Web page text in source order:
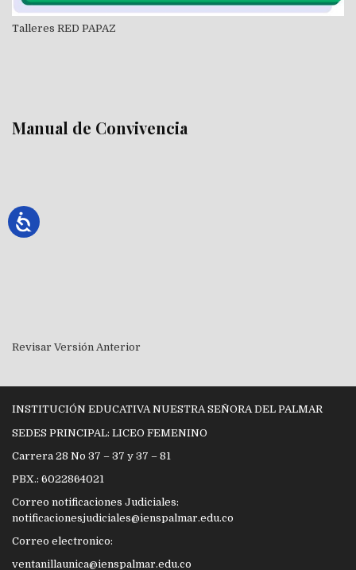
Talleres RED PAPAZ
Manual de Convivencia
Revisar Versión Anterior
INSTITUCIÓN EDUCATIVA NUESTRA SEÑORA DEL PALMAR
SEDES PRINCIPAL: LICEO FEMENINO
Carrera 28 No 37 – 37 y 37 – 81
PBX.: 6022864021
Correo notificaciones Judiciales:
notificacionesjudiciales@ienspalmar.edu.co
Correo electronico:
ventanillaunica@ienspalmar.edu.co